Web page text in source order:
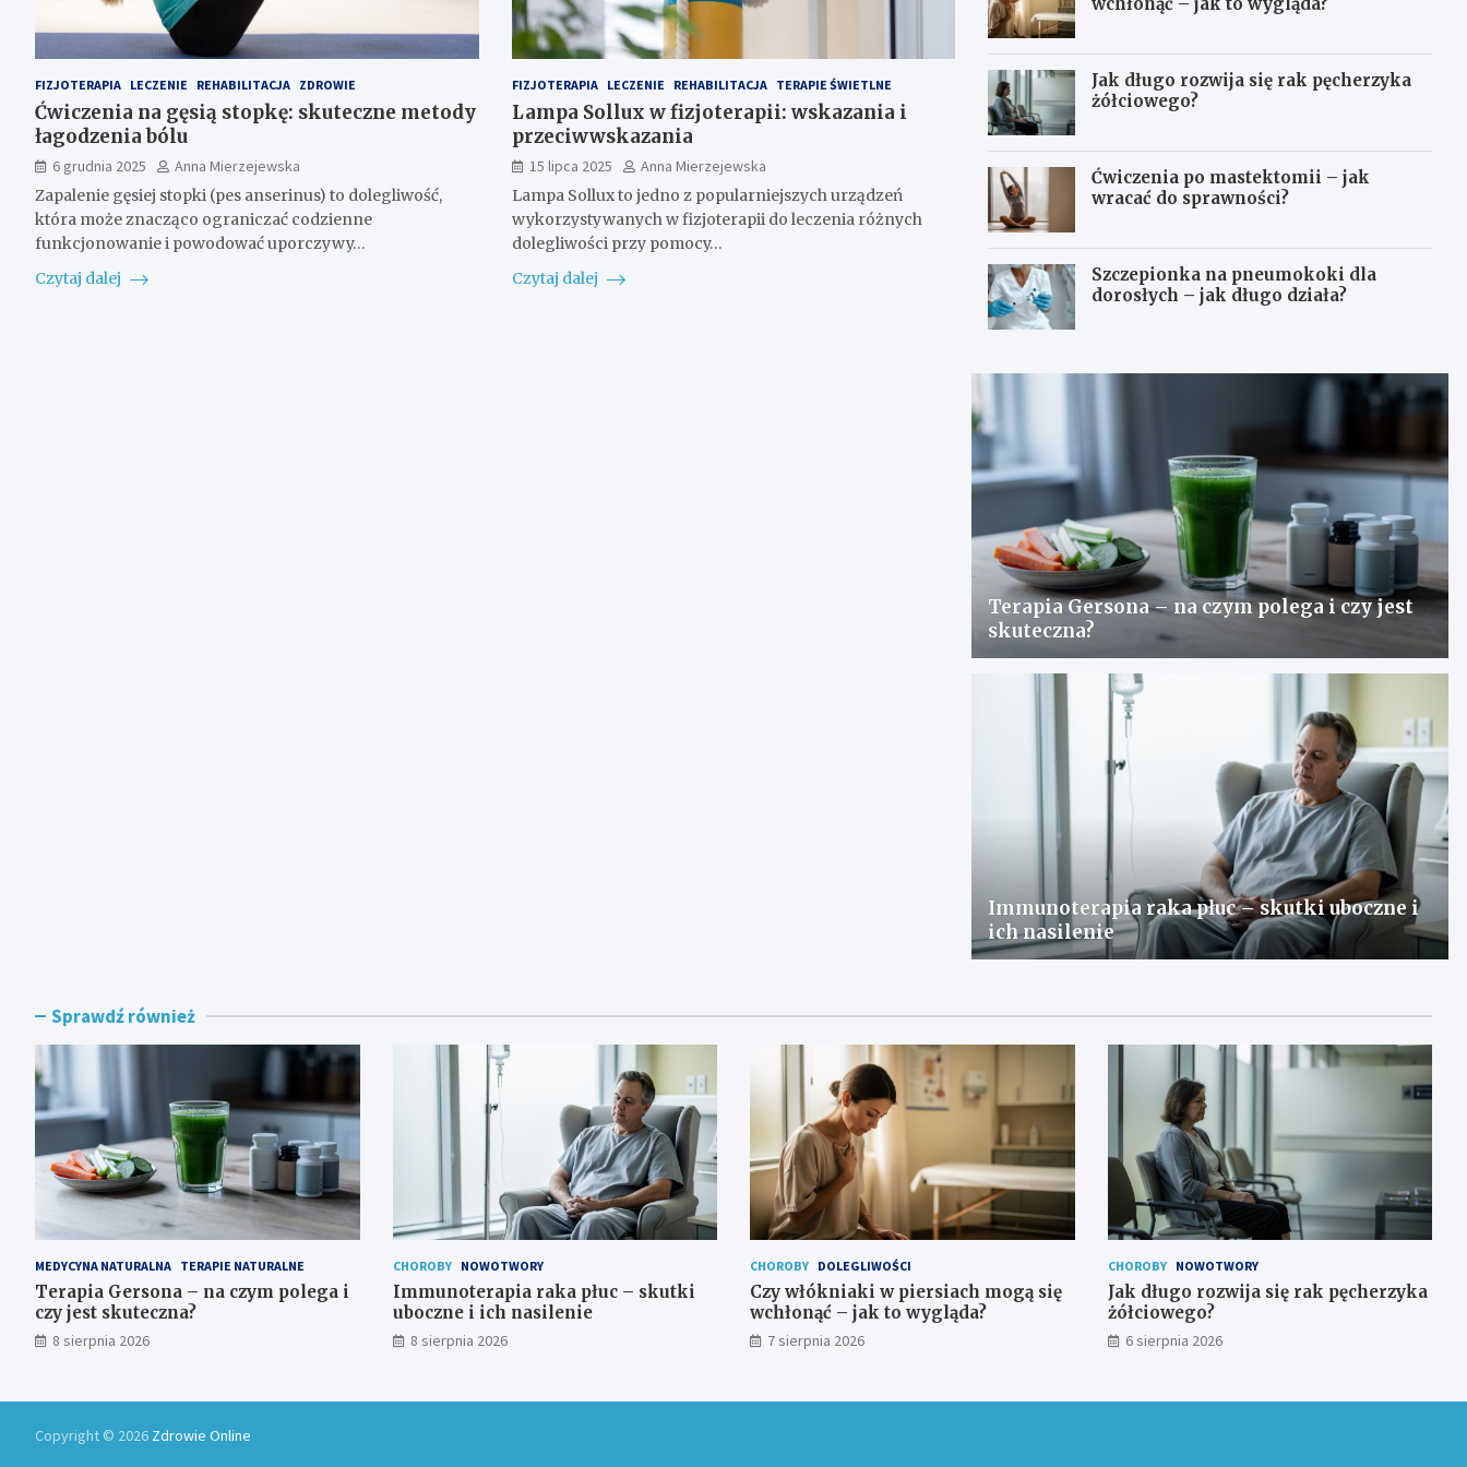
FIZJOTERAPIA LECZENIE REHABILITACJA ZDROWIE
Ćwiczenia na gęsią stopkę: skuteczne metody
łagodzenia bólu
6 grudnia 2025
Anna Mierzejewska
Zapalenie gęsiej stopki (pes anserinus) to dolegliwość,
która może znacząco ograniczać codzienne
funkcjonowanie i powodować uporczywy…
Czytaj dalej
FIZJOTERAPIA LECZENIE REHABILITACJA TERAPIE ŚWIETLNE
Lampa Sollux w fizjoterapii: wskazania i
przeciwwskazania
15 lipca 2025
Anna Mierzejewska
Lampa Sollux to jedno z popularniejszych urządzeń
wykorzystywanych w fizjoterapii do leczenia różnych
dolegliwości przy pomocy…
Czytaj dalej
Jak długo rozwija się rak pęcherzyka
żółciowego?
Ćwiczenia po mastektomii – jak
wracać do sprawności?
Szczepionka na pneumokoki dla
dorosłych – jak długo działa?
Terapia Gersona – na czym polega i czy jest
skuteczna?
Immunoterapia raka płuc – skutki uboczne i
ich nasilenie
Sprawdź również
MEDYCYNA NATURALNA TERAPIE NATURALNE
Terapia Gersona – na czym polega i
czy jest skuteczna?
8 sierpnia 2026
CHOROBY NOWOTWORY
Immunoterapia raka płuc – skutki
uboczne i ich nasilenie
8 sierpnia 2026
CHOROBY DOLEGLIWOŚCI
Czy włókniaki w piersiach mogą się
wchłonąć – jak to wygląda?
7 sierpnia 2026
CHOROBY NOWOTWORY
Jak długo rozwija się rak pęcherzyka
żółciowego?
6 sierpnia 2026
Copyright © 2026 Zdrowie Online